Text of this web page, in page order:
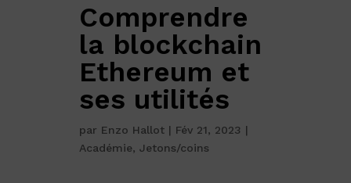
Comprendre
la blockchain
Ethereum et
ses utilités
par Enzo Hallot| Fév 21, 2023 |
Académie, Jetons/coins